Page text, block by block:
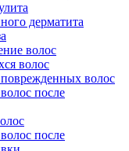
дерматита
волос
волос
волос
после
после